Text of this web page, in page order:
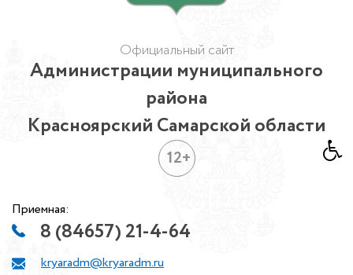
Официальный сайт
Администрации муниципального
района
Красноярский Самарской области
12+
Приемная:
8 (84657) 21-4-64
kryaradm@kryaradm.ru